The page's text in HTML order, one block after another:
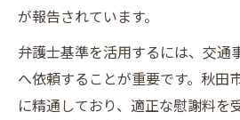
が報告されています。
弁護士基準を活用するには、交通
へ依頼することが重要です。秋田
に精通しており、適正な慰謝料を